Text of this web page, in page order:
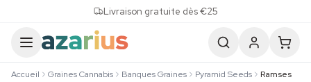
Livraison gratuite dès €25
Accueil Graines Cannabis Banques Graines Pyramid Seeds Ramses